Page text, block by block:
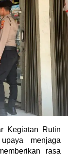
Kegiatan Rutin
menjaga
rasa